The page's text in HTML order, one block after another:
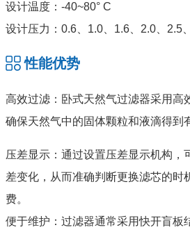
设计温度：-40~80° C
设计压力：0.6、1.0、1.6、2.0、2.5
性能优势
高效过滤：卧式天然气过滤器采用高
确保天然气中的固体颗粒和液滴得到
压差显示：通过设置压差显示机构，
差变化，从而准确判断更换滤芯的时
费。
便于维护：过滤器通常采用快开盲板